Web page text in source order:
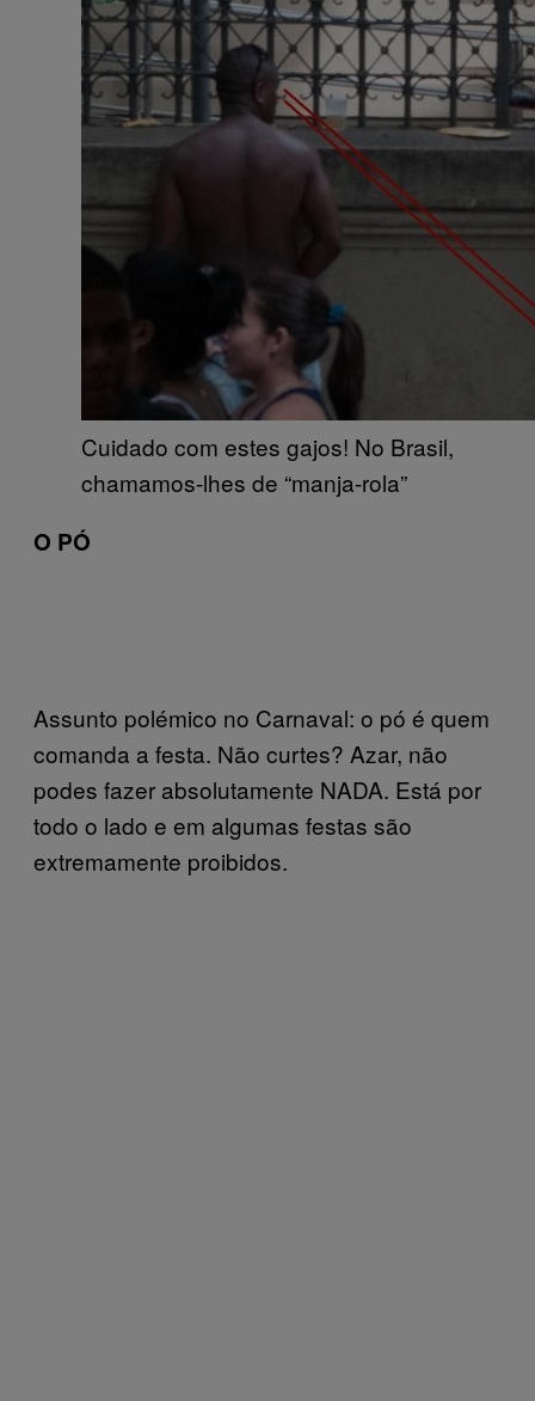
Cuidado com estes gajos! No Brasil,
chamamos-lhes de “manja-rola”
O PÓ
Assunto polémico no Carnaval: o pó é quem
comanda a festa. Não curtes? Azar, não
podes fazer absolutamente NADA. Está por
todo o lado e em algumas festas são
extremamente proibidos.